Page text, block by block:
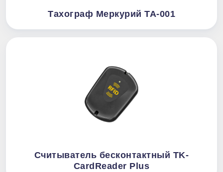
Тахограф Меркурий ТА-001
Считыватель бесконтактный TK-
CardReader Plus